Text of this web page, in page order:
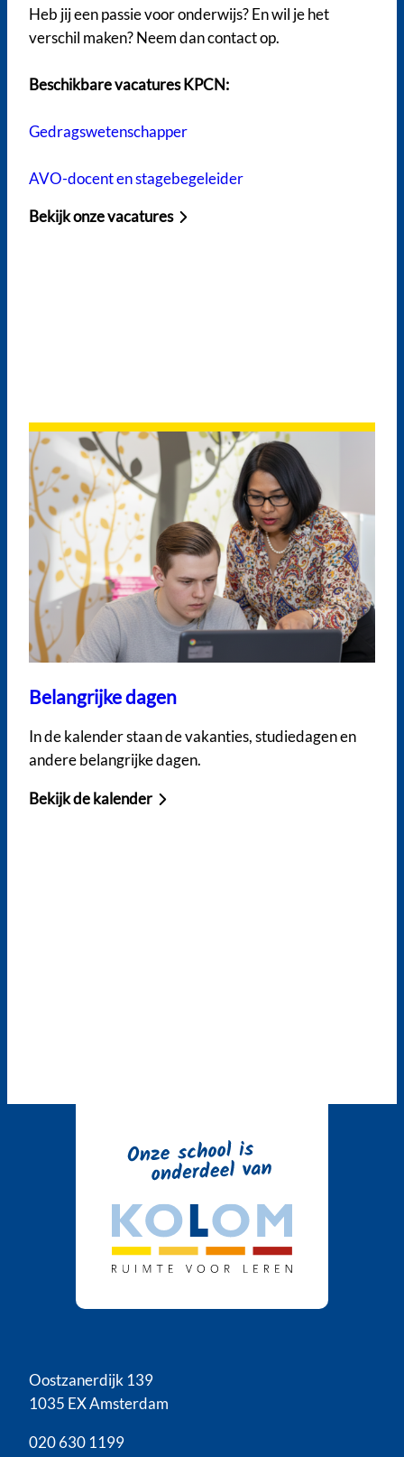
Heb jij een passie voor onderwijs? En wil je het
verschil maken? Neem dan contact op.
Beschikbare vacatures KPCN:
Gedragswetenschapper
AVO-docent en stagebegeleider
Bekijk onze vacatures
Belangrijke dagen
In de kalender staan de vakanties, studiedagen en
andere belangrijke dagen.
Bekijk de kalender
Oostzanerdijk 139
1035 EX Amsterdam
020 630 1199